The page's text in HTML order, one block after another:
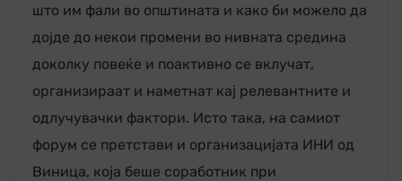
што им фали во општината и како би можело да
дојде до некои промени во нивната средина
доколку повеќе и поактивно се вклучат,
организираат и наметнат кај релевантните и
одлучувачки фактори. Исто така, на самиот
форум се претстави и организацијата ИНИ од
Виница, која беше соработник при